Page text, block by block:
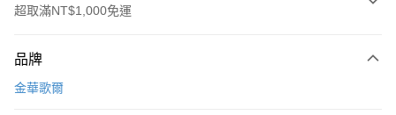
超取滿NT$1,000免運
信用卡一次付款
品牌
金華歌爾